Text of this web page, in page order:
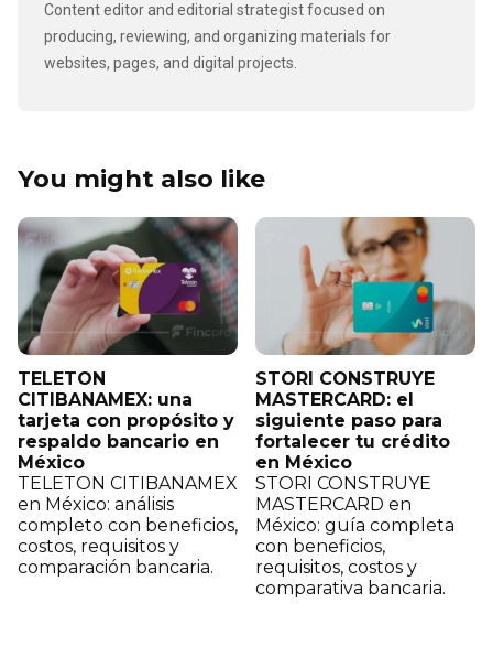
Content editor and editorial strategist focused on
producing, reviewing, and organizing materials for
websites, pages, and digital projects.
You might also like
TELETON
CITIBANAMEX: una
tarjeta con propósito y
respaldo bancario en
México
TELETON CITIBANAMEX
en México: análisis
completo con beneficios,
costos, requisitos y
comparación bancaria.
STORI CONSTRUYE
MASTERCARD: el
siguiente paso para
fortalecer tu crédito
en México
STORI CONSTRUYE
MASTERCARD en
México: guía completa
con beneficios,
requisitos, costos y
comparativa bancaria.